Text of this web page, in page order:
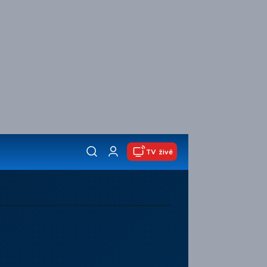
TV živě